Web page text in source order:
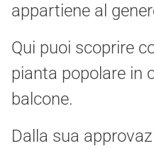
appartiene al
Qui puoi scoprire
pianta popolare in
balcone.
Dalla sua